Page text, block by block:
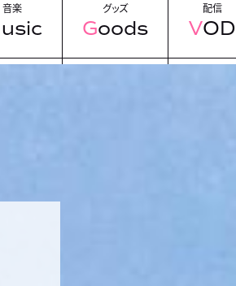
音楽
Music
グッズ
Goods
配信
VOD